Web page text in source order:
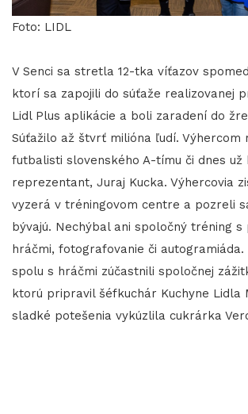
Foto: LIDL
V Senci sa stretla 12-tka víťazov
ktorí sa zapojili do súťaže realizovanej
Lidl Plus aplikácie a boli zaradení do
Súťažilo až štvrť milióna ľudí. Výhercom
futbalisti slovenského A-tímu či dnes už
reprezentant, Juraj Kucka. Výhercovia
vyzerá v tréningovom centre a pozreli
bývajú. Nechýbal ani spoločný tréning s
hráčmi, fotografovanie či autogramiáda.
spolu s hráčmi zúčastnili spoločnej
ktorú pripravil šéfkuchár Kuchyne Lidla
sladké potešenia vykúzlila cukrárka